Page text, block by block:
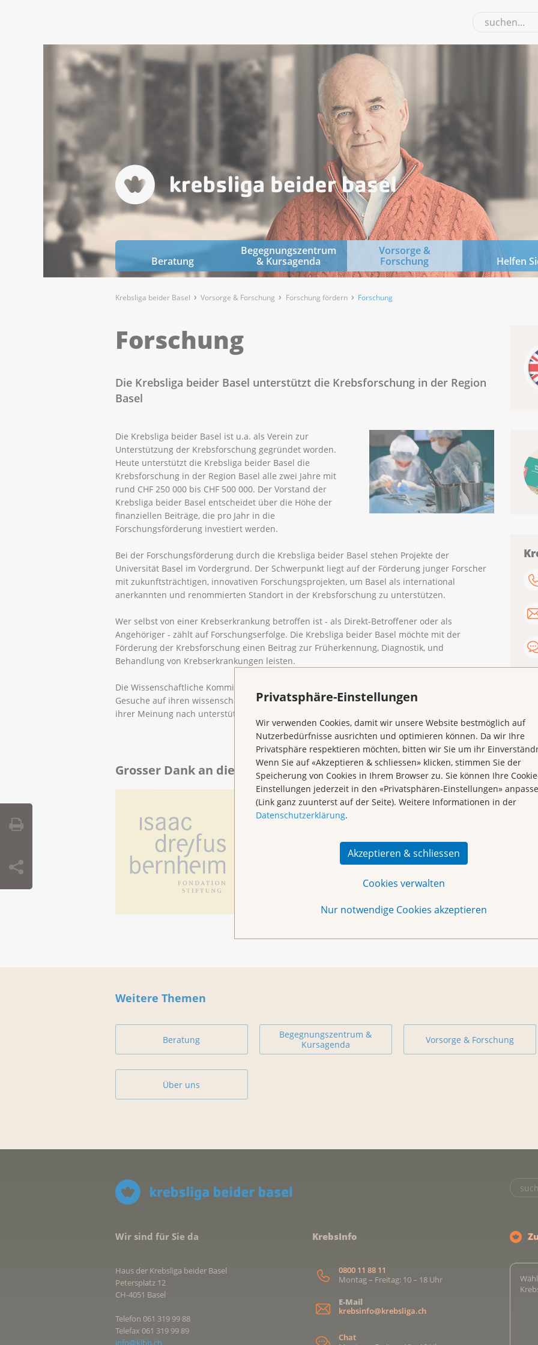
Privatsphäre-Einstellungen
Wir verwenden Cookies, damit wir unsere Website bestmöglich auf
Nutzerbedürfnisse ausrichten und optimieren können. Da wir Ihre
Privatsphäre respektieren möchten, bitten wir Sie um ihr
Wenn Sie auf «Akzeptieren & schliessen» klicken, stimmen Sie der
Speicherung von Cookies in Ihrem Browser zu. Sie können Ihre
Einstellungen jederzeit in den «Privatsphären-Einstellungen»
(Link ganz zuunterst auf der Seite). Weitere Informationen in der
Datenschutzerklärung.
Akzeptieren & schliessen
Cookies verwalten
Nur notwendige Cookies akzeptieren
Beratung
Begegnungszentrum
& Kursagenda
Vorsorge &
Forschung
Helfen
Krebsliga beider Basel Vorsorge & Forschung Forschung fördern Forschung
Forschung
Die Krebsliga beider Basel unterstützt die Krebsforschung in der Region
Basel
Die Krebsliga beider Basel ist u.a. als Verein zur
Unterstützung der Krebsforschung gegründet worden.
Heute unterstützt die Krebsliga beider Basel die
Krebsforschung in der Region Basel alle zwei Jahre mit
rund CHF 250 000 bis CHF 500 000. Der Vorstand der
Krebsliga beider Basel entscheidet über die Höhe der
finanziellen Beiträge, die pro Jahr in die
Forschungsförderung investiert werden.
Bei der Forschungsförderung durch die Krebsliga beider Basel stehen Projekte der
Universität Basel im Vordergrund. Der Schwerpunkt liegt auf der Förderung junger Forscher
mit zukunftsträchtigen, innovativen Forschungsprojekten, um Basel als international
anerkannten und renommierten Standort in der Krebsforschung zu unterstützen.
Wer selbst von einer Krebserkrankung betroffen ist - als Direkt-Betroffener oder als
Angehöriger - zählt auf Forschungserfolge. Die Krebsliga beider Basel möchte mit der
Förderung der Krebsforschung einen Beitrag zur Früherkennung, Diagnostik, und
Behandlung von Krebserkrankungen leisten.
Die Wissenschaftliche Kommission der Krebsliga beider Basel (WIKO) prüft eingehende
Gesuche auf ihren wissenschaftlichen Wert. Sie wählt diejenigen Forschungsprojekte aus, die
ihrer Meinung nach unterstützungswürdig sind.
Grosser Dank an die Unterstützer des Forschungspreis-Fonds:
Wie zum Beispiel an die Isaac Dreyfus-Bernheim Stiftung.
Weitere Themen
Beratung
Begegnungszentrum &
Kursagenda
Vorsorge & Forschung
Über uns
Wir sind für Sie da
Haus der Krebsliga beider Basel
Petersplatz 12
CH-4051 Basel
Telefon 061 319 99 88
Telefax 061 319 99 89
info@klbb.ch
KrebsInfo
0800 11 88 11
Montag – Freitag: 10 – 18 Uhr
E-Mail
krebsinfo@krebsliga.ch
Chat